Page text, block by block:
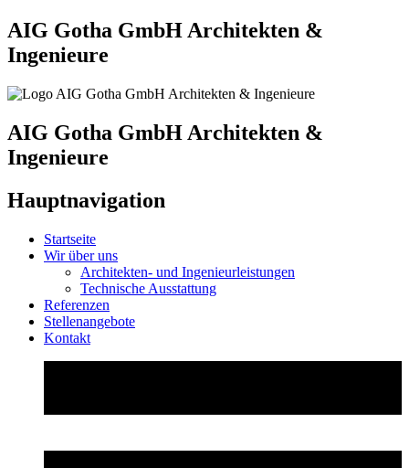
AIG Gotha GmbH Architekten &
Ingenieure
AIG Gotha GmbH Architekten &
Ingenieure
Hauptnavigation
Startseite
Wir über uns
Architekten- und Ingenieurleistungen
Technische Ausstattung
Referenzen
Stellenangebote
Kontakt